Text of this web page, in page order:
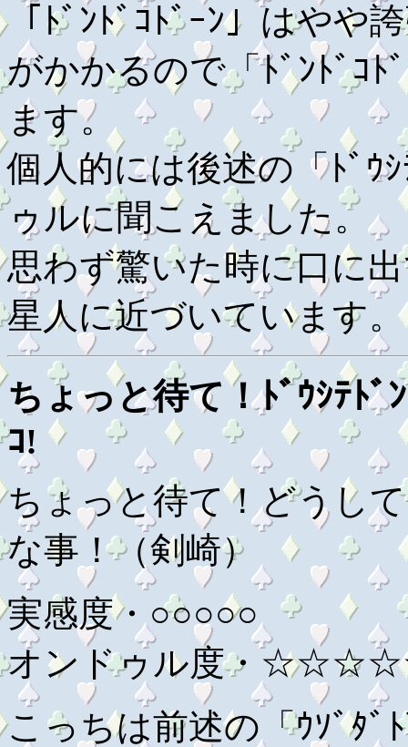
「ﾄﾞﾝﾄﾞｺﾄﾞｰﾝ」はやや
がかかるので「ﾄﾞﾝﾄﾞｺ
ます。
個人的には後述の「ﾄﾞｳ
ゥルに聞こえました。
思わず驚いた時に口に
星人に近づいています。
ちょっと待て！ﾄﾞｳｼﾃﾄﾞ
ｺ!
ちょっと待て！どうし
な事！（剣崎）
実感度・○○○○○
オンドゥル度・
こっちは前述の「ｳｿﾞﾀﾞ